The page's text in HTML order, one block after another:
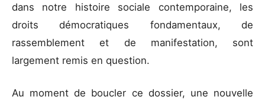
dans notre histoire sociale contemporaine, les
droits démocratiques fondamentaux, de
rassemblement et de manifestation, sont
largement remis en question.
Au moment de boucler ce dossier, une nouvelle